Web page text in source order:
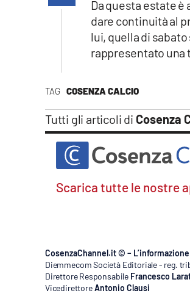
Vai
TAG COSENZA CALCIO
Tutti gli articoli di Cosenza
Da questa estate è
dare continuità al
lui, quella di
rappresentato una
Scarica tutte le nostre
CosenzaChannel.it © –
Diemmecom Società Editoriale - reg.
Direttore Responsabile Francesco
VicedirettoreAntonio Clausi